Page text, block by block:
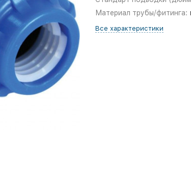
Материал трубы/фитинга:
Все характеристики